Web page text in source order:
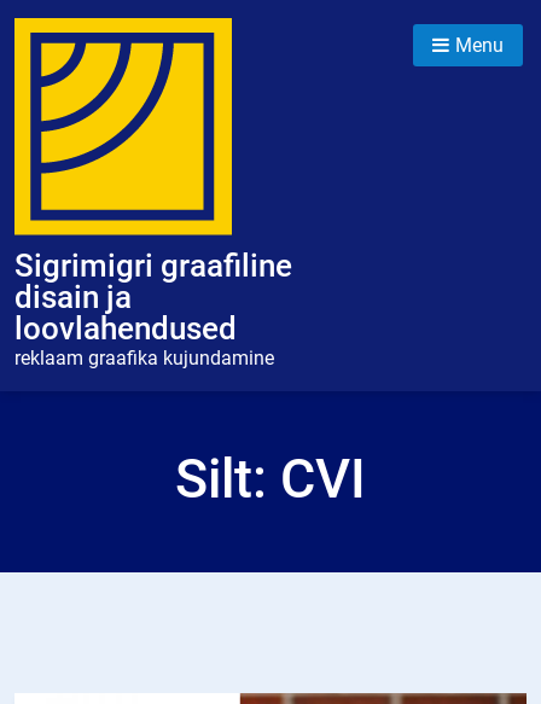
Skip
content
Sigrimigri graafiline
disain ja
loovlahendused
reklaam graafika kujundamine
Menu
Silt: CVI